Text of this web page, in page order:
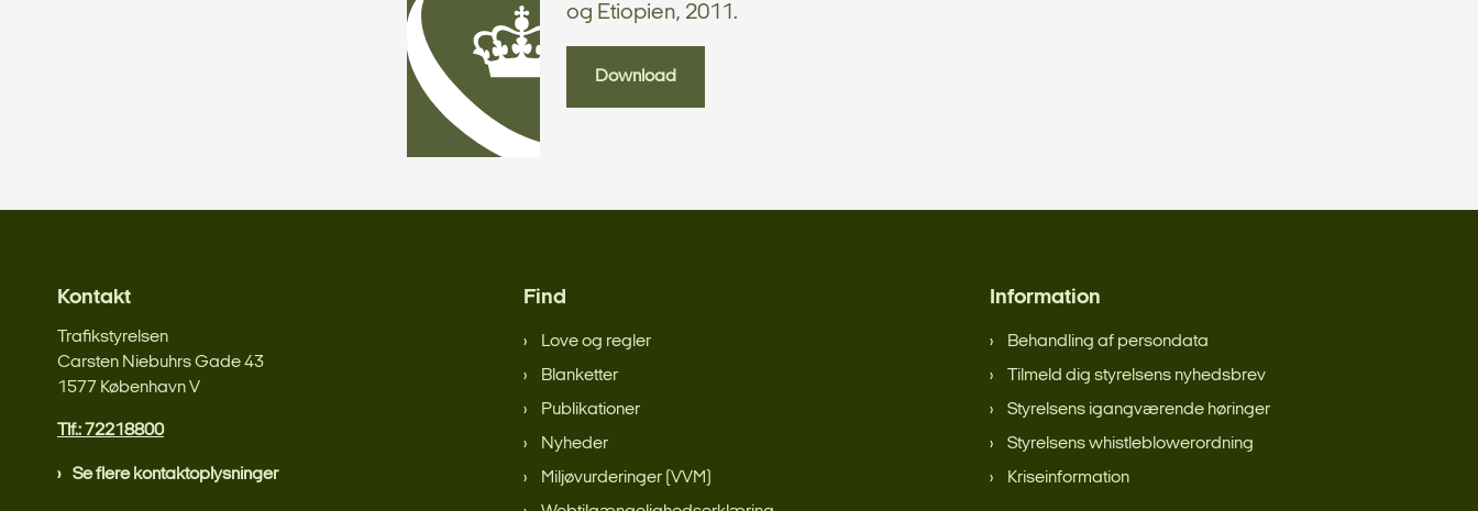
og Etiopien, 2011.
Download
Kontakt
Trafikstyrelsen
Carsten Niebuhrs Gade 43
1577 København V
Tlf.: 72218800
Se flere kontaktoplysninger
Find
Love og regler
Blanketter
Publikationer
Nyheder
Miljøvurderinger (VVM)
Information
Behandling af persondata
Tilmeld dig styrelsens nyhedsbrev
Styrelsens igangværende høringer
Styrelsens whistleblowerordning
Kriseinformation